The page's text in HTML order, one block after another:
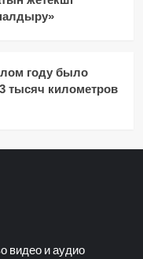
году было
тысяч километров
видео и аудио